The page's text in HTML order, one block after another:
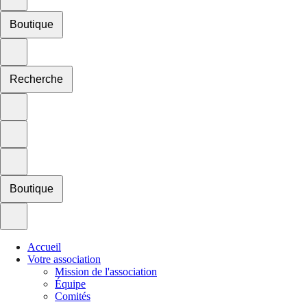
Boutique
Recherche
Boutique
Accueil
Votre association
Mission de l'association
Équipe
Comités